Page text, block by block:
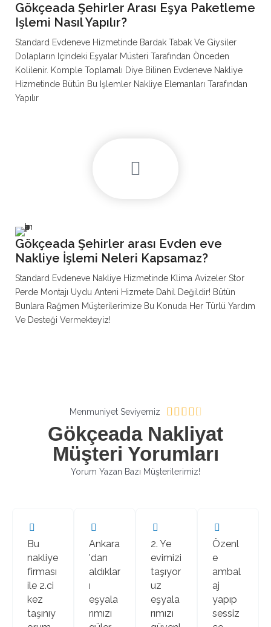
Gökçeada Şehirler Arası Eşya Paketleme
Işlemi Nasıl Yapılır?
Standard Evdeneve Hizmetinde Bardak Tabak Ve Giysiler
Dolapların Içindeki Eşyalar Müsteri Tarafından Önceden
Kolilenir. Komple Toplamalı Diye Bilinen Evdeneve Nakliye
Hizmetinde Bütün Bu Işlemler Nakliye Elemanları Tarafından
Yapılır
Gökçeada Şehirler arası Evden eve
Nakliye İşlemi Neleri Kapsamaz?
Standard Evdeneve Nakliye Hizmetinde Klima Avizeler Stor
Perde Montajı Uydu Anteni Hizmete Dahil Değildir! Bütün
Bunlara Rağmen Müşterilerimize Bu Konuda Her Türlü Yardım
Ve Desteği Vermekteyiz!
Menmuniyet Seviyemiz     
t
e
Gökçeada Nakliyat
Müşteri Yorumları
Yorum Yazan Bazı Müşterilerimiz!
Bu
nakliye
firması
ile 2.ci
kez
taşınıy
Ankara
'dan
aldıklar
ı
eşyala
rımızı
2. Ye
evimizi
taşıyor
uz
eşyala
rımızı
Özenl
e
ambal
aj
yapıp
sessiz